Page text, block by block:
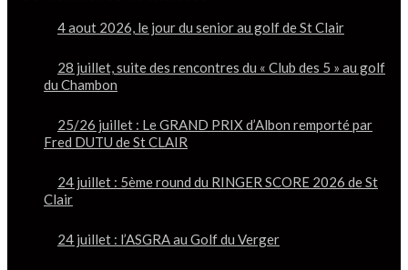
4 aout 2026, le jour du senior au golf de St Clair
28 juillet, suite des rencontres du « Club des 5 » au golf
du Chambon
25/26 juillet : Le GRAND PRIX d’Albon remporté par
Fred DUTU de St CLAIR
24 juillet : 5ème round du RINGER SCORE 2026 de St
Clair
24 juillet : l’ASGRA au Golf du Verger